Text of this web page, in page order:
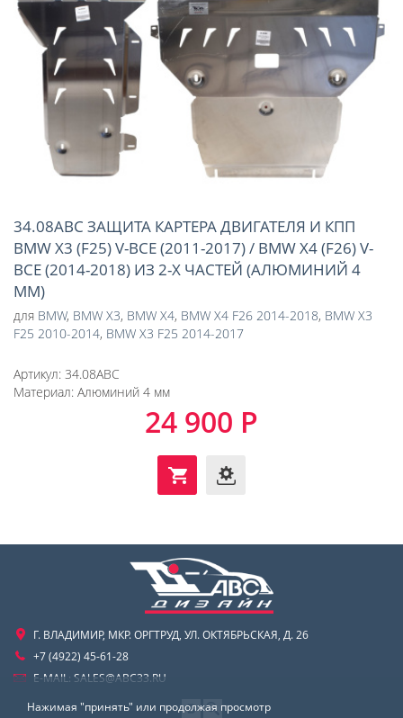
34.08ABC ЗАЩИТА КАРТЕРА ДВИГАТЕЛЯ И КПП
BMW X3 (F25) V-ВСЕ (2011-2017) / BMW X4 (F26) V-
ВСЕ (2014-2018) ИЗ 2-Х ЧАСТЕЙ (АЛЮМИНИЙ 4
ММ)
для BMW, BMW X3, BMW X4, BMW X4 F26 2014-2018, BMW X3
F25 2010-2014, BMW X3 F25 2014-2017
Артикул: 34.08ABC
Материал: Алюминий 4 мм
24 900 Р
Г. ВЛАДИМИР, МКР. ОРГТРУД, УЛ. ОКТЯБРЬСКАЯ, Д. 26
+7 (4922) 45-61-28
E-MAIL: SALES@ABC33.RU
Нажимая "принять" или продолжая просмотр